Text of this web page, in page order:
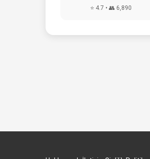
⭐ 4.7 • 👥 6,890